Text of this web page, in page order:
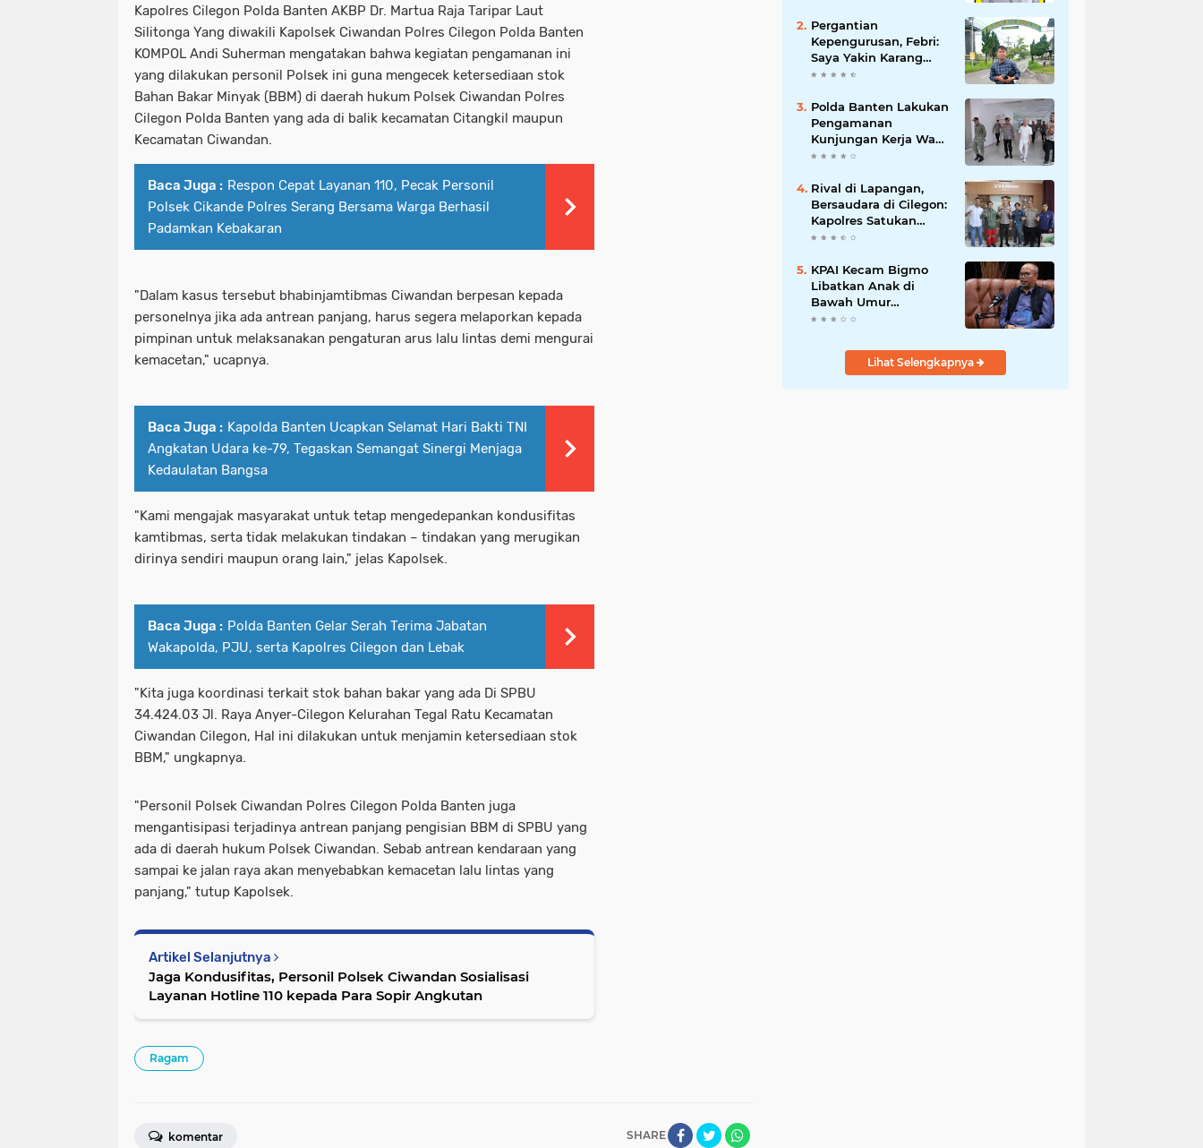
Kapolres Cilegon Polda Banten AKBP Dr. Martua Raja Taripar Laut
Silitonga Yang diwakili Kapolsek Ciwandan Polres Cilegon Polda Banten
KOMPOL Andi Suherman mengatakan bahwa kegiatan pengamanan ini
yang dilakukan personil Polsek ini guna mengecek ketersediaan stok
Bahan Bakar Minyak (BBM) di daerah hukum Polsek Ciwandan Polres
Cilegon Polda Banten yang ada di balik kecamatan Citangkil maupun
Kecamatan Ciwandan.
Baca Juga : Respon Cepat Layanan 110, Pecak Personil
Polsek Cikande Polres Serang Bersama Warga Berhasil
Padamkan Kebakaran
"Dalam kasus tersebut bhabinjamtibmas Ciwandan berpesan kepada
personelnya jika ada antrean panjang, harus segera melaporkan kepada
pimpinan untuk melaksanakan pengaturan arus lalu lintas demi mengurai
kemacetan," ucapnya.
Baca Juga : Kapolda Banten Ucapkan Selamat Hari Bakti TNI
Angkatan Udara ke-79, Tegaskan Semangat Sinergi Menjaga
Kedaulatan Bangsa
"Kami mengajak masyarakat untuk tetap mengedepankan kondusifitas
kamtibmas, serta tidak melakukan tindakan – tindakan yang merugikan
dirinya sendiri maupun orang lain," jelas Kapolsek.
Baca Juga : Polda Banten Gelar Serah Terima Jabatan
Wakapolda, PJU, serta Kapolres Cilegon dan Lebak
"Kita juga koordinasi terkait stok bahan bakar yang ada Di SPBU
34.424.03 Jl. Raya Anyer-Cilegon Kelurahan Tegal Ratu Kecamatan
Ciwandan Cilegon, Hal ini dilakukan untuk menjamin ketersediaan stok
BBM," ungkapnya.
"Personil Polsek Ciwandan Polres Cilegon Polda Banten juga
mengantisipasi terjadinya antrean panjang pengisian BBM di SPBU yang
ada di daerah hukum Polsek Ciwandan. Sebab antrean kendaraan yang
sampai ke jalan raya akan menyebabkan kemacetan lalu lintas yang
panjang," tutup Kapolsek.
Artikel Selanjutnya
Jaga Kondusifitas, Personil Polsek Ciwandan Sosialisasi
Layanan Hotline 110 kepada Para Sopir Angkutan
Ragam
SHARE
komentar
Berduka
Pergantian
Kepengurusan, Febri:
Saya Yakin Karang
Taruna Wanakarsa
Kepemimpinan Bung
Entus Jauh Membawa
Manfaat
Polda Banten Lakukan
Pengamanan
Kunjungan Kerja Wakil
Presiden RI
Rival di Lapangan,
Bersaudara di Cilegon:
Kapolres Satukan
Viking dan Jak Mania
Piala Presiden 2026
KPAI Kecam Bigmo
Libatkan Anak di
Bawah Umur
Promosikan Liquid
Bertindak Tegas
Lihat Selengkapnya